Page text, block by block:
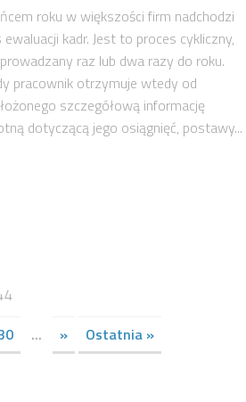
roku w większości firm nadchodzi
ewaluacji kadr. Jest to proces cykliczny,
raz lub dwa razy do roku.
pracownik otrzymuje wtedy od
szczegółową informację
dotyczącą jego osiągnięć, postawy...
... » Ostatnia »